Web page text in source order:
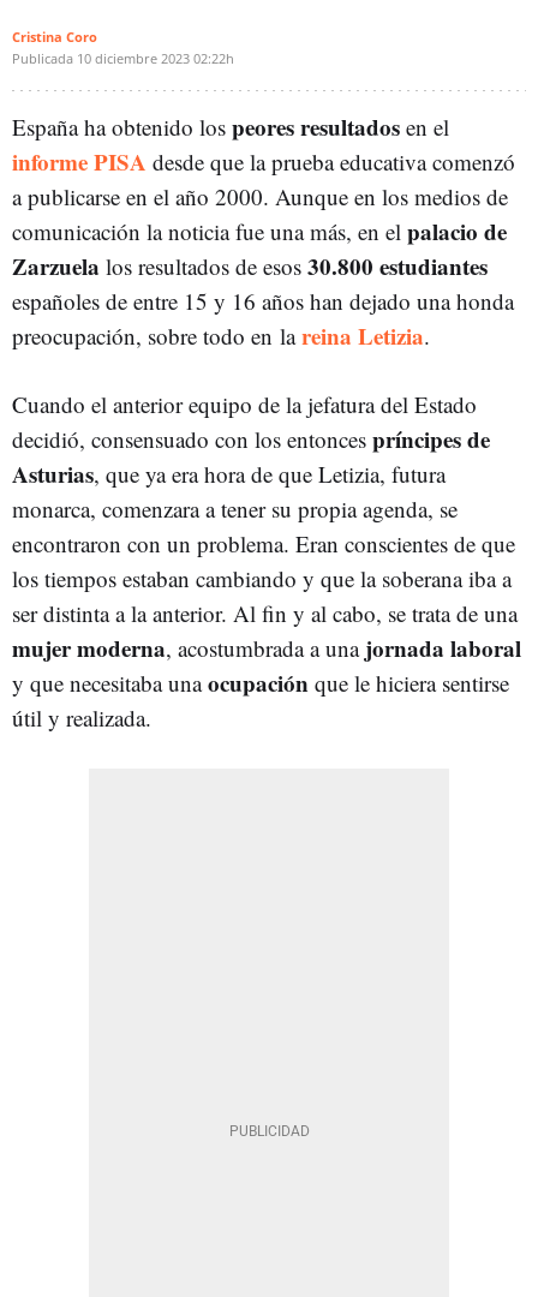
Cristina Coro
Publicada 10 diciembre 2023 02:22h
España ha obtenido los peores resultados en el
informe PISA desde que la prueba educativa comenzó
a publicarse en el año 2000. Aunque en los medios de
comunicación la noticia fue una más, en el palacio de
Zarzuela los resultados de esos 30.800 estudiantes
españoles de entre 15 y 16 años han dejado una honda
preocupación, sobre todo en lareina Letizia.
Cuando el anterior equipo de la jefatura del Estado
decidió, consensuado con los entonces príncipes de
Asturias, que ya era hora de que Letizia, futura
monarca, comenzara a tener su propia agenda, se
encontraron con un problema. Eran conscientes de que
los tiempos estaban cambiando y que la soberana iba a
ser distinta a la anterior. Al fin y al cabo, se trata de una
mujer moderna, acostumbrada a una jornada laboral
y que necesitaba unaocupación que le hiciera sentirse
útil y realizada.